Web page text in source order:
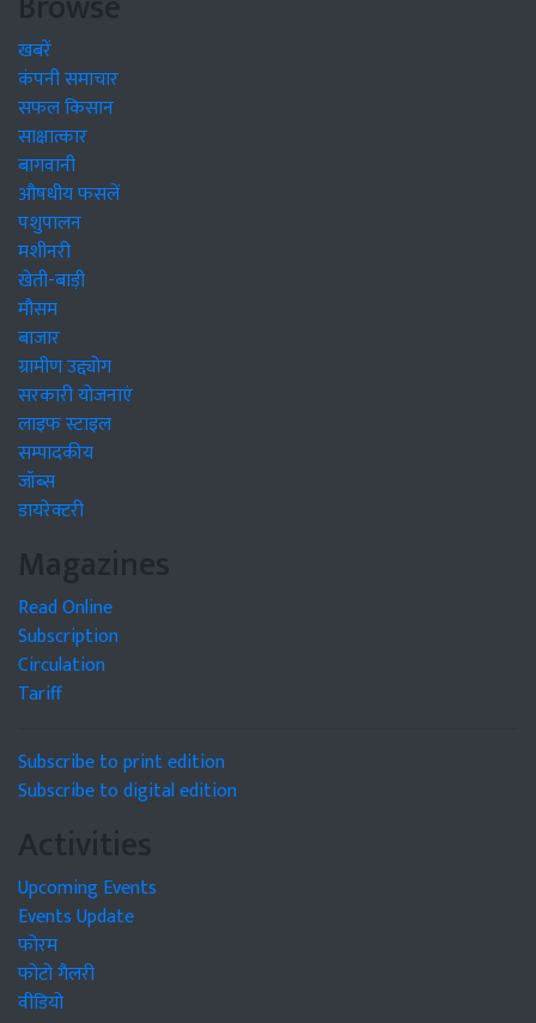
खबरें
कंपनी समाचार
सफल किसान
साक्षात्कार
बागवानी
औषधीय फसलें
पशुपालन
मशीनरी
खेती-बाड़ी
मौसम
बाजार
ग्रामीण उद्द्योग
सरकारी योजनाएं
लाइफ स्टाइल
सम्पादकीय
जॉब्स
डायरेक्टरी
Magazines
Read Online
Subscription
Circulation
Tariff
Subscribe to print edition
Subscribe to digital edition
Activities
Upcoming Events
Events Update
फोरम
फोटो गैलरी
वीडियो